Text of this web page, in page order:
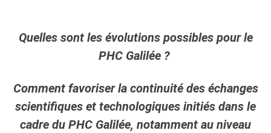
Quelles sont les évolutions possibles pour le
PHC Galilée ?
Comment favoriser la continuité des échanges
scientifiques et technologiques initiés dans le
cadre du PHC Galilée, notamment au niveau